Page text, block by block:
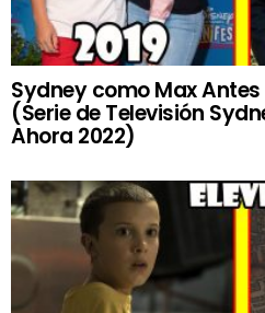
Sydney como Max Antes
(Serie de Televisión
Ahora 2022)